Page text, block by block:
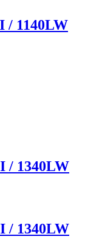
/ 1140LW
/ 1340LW
/ 1340LW